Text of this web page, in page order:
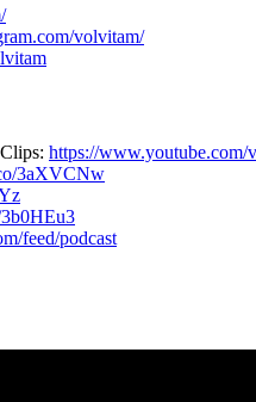
volvitam/
https://www.youtube.com/
3aXVCNw
feed/podcast